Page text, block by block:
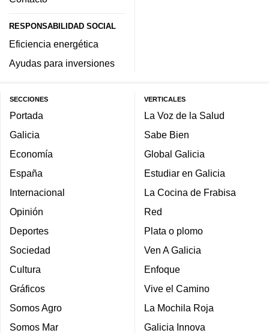
RESPONSABILIDAD SOCIAL
Eficiencia energética
Ayudas para inversiones
SECCIONES
Portada
Galicia
Economía
España
Internacional
Opinión
Deportes
Sociedad
Cultura
Gráficos
Somos Agro
Somos Mar
VERTICALES
La Voz de la Salud
Sabe Bien
Global Galicia
Estudiar en Galicia
La Cocina de Frabisa
Red
Plata o plomo
Ven A Galicia
Enfoque
Vive el Camino
La Mochila Roja
Galicia Innova